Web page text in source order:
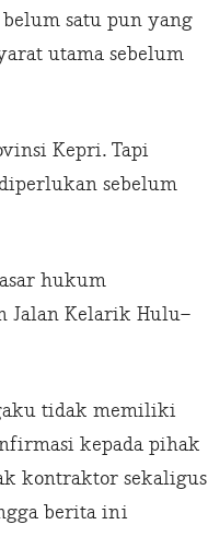
satu pun yang
utama sebelum
Kepri. Tapi
sebelum
hukum
Jalan Kelarik Hulu–
tidak memiliki
kepada pihak
kontraktor sekaligus
berita ini